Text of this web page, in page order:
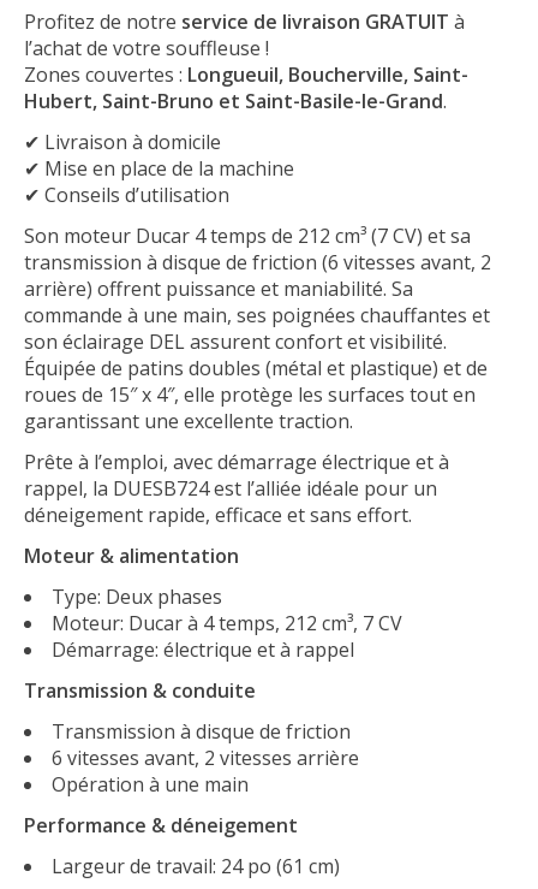
Profitez de notre service de livraison GRATUIT à
l’achat de votre souffleuse !
Zones couvertes : Longueuil, Boucherville, Saint-
Hubert, Saint-Bruno et Saint-Basile-le-Grand.
✔ Livraison à domicile
✔ Mise en place de la machine
✔ Conseils d’utilisation
Son moteur Ducar 4 temps de 212 cm³ (7 CV) et sa
transmission à disque de friction (6 vitesses avant, 2
arrière) offrent puissance et maniabilité. Sa
commande à une main, ses poignées chauffantes et
son éclairage DEL assurent confort et visibilité.
Équipée de patins doubles (métal et plastique) et de
roues de 15″ x 4″, elle protège les surfaces tout en
garantissant une excellente traction.
Prête à l’emploi, avec démarrage électrique et à
rappel, la DUESB724 est l’alliée idéale pour un
déneigement rapide, efficace et sans effort.
Moteur & alimentation
Type: Deux phases
Moteur: Ducar à 4 temps, 212 cm³, 7 CV
Démarrage: électrique et à rappel
Transmission & conduite
Transmission à disque de friction
6 vitesses avant, 2 vitesses arrière
Opération à une main
Performance & déneigement
Largeur de travail: 24 po (61 cm)